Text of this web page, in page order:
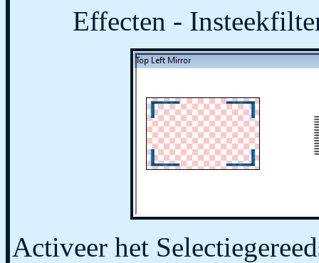
Effecten -
Activeer het